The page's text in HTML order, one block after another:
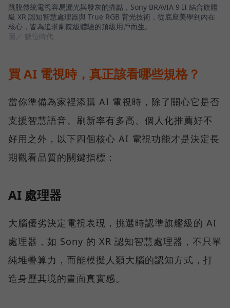
跳脫傳統電視容易漏光與發灰的痛點，Sony BRAVIA 9 II 結合旗艦
級 XR 認知智慧處理器與 True RGB 背光技術，從底座美學到內在
核心，皆為追求劇院級體驗的頂級用戶而生。
圖／ 數位時代
買 AI 電視時，真正該看哪些規格？
當你準備為家裡添購 AI 電視時，除了關心它是否
支援智慧語音、刷新率有多高、個人化推薦好不
好用之外，以下四個核心 AI 電視功能才是決定長
期觀看品質的關鍵指標：
AI 處理器
大腦優劣決定電視表現，挑選時認準旗艦級的 AI
處理器，如 Sony 的 XR 認知智慧處理器，不只單
純堆疊算力，而能模擬人類大腦的認知方式，打
造身歷其境的畫面真實感。